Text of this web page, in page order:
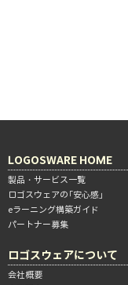
LOGOSWARE HOME
製品・サービス一覧
ロゴスウェアの「安心感」
eラーニング構築ガイド
パートナー募集
ロゴスウェアについて
会社概要